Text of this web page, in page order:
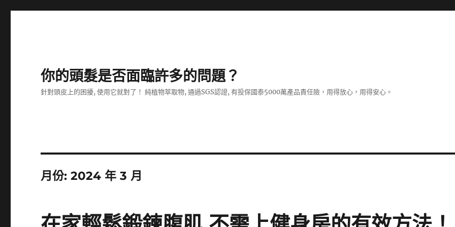
你的頭髮是否面臨許多的問題？
針對頭皮上的困擾, 使用它就對了！ 純植物萃取物, 通過SGS認證, 有投保國泰5000萬產品責任險，用得放心，用得安心。
月份:2024 年 3 月